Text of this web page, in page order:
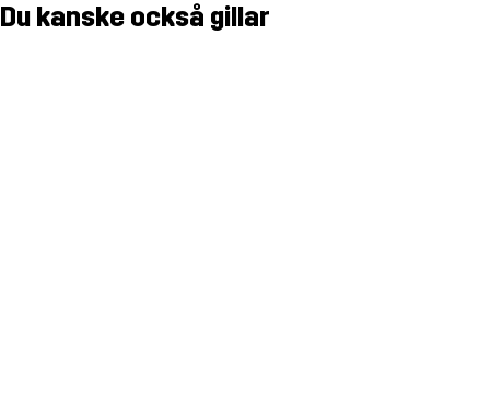
Du kanske också gillar